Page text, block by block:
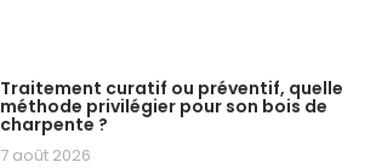
Traitement curatif ou préventif, quelle
méthode privilégier pour son bois de
charpente ?
7 août 2026